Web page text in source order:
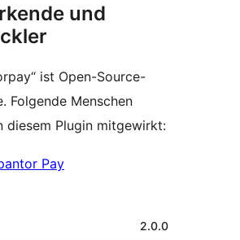
und
ist Open-Source-
Folgende Menschen
diesem Plugin mitgewirkt:
Pay
2.0.0